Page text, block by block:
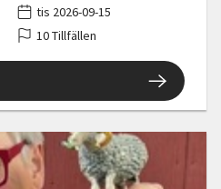
tis 2026-09-15
10 Tillfällen